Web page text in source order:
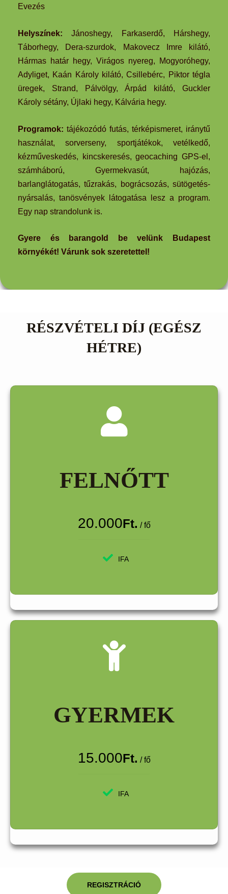
Evezés
Helyszínek: Jánoshegy, Farkaserdő, Hárshegy,
Táborhegy, Dera-szurdok, Makovecz Imre kilátó,
Hármas határ hegy, Virágos nyereg, Mogyoróhegy,
Adyliget, Kaán Károly kilátó, Csillebérc, Piktor tégla
üregek, Strand, Pálvölgy, Árpád kilátó, Guckler
Károly sétány, Újlaki hegy, Kálvária hegy.
Programok: tájékozódó futás, térképismeret, iránytű
használat, sorverseny, sportjátékok, vetélkedő,
kézműveskedés, kincskeresés, geocaching GPS-el,
számháború, Gyermekvasút, hajózás,
barlanglátogatás, tűzrakás, bográcsozás, sütögetés-
nyársalás, tanösvények látogatása lesz a program.
Egy nap strandolunk is.
Gyere és barangold be velünk Budapest
környékét! Várunk sok szeretettel!
RÉSZVÉTELI DÍJ (EGÉSZ
HÉTRE)
FELNŐTT
20.000Ft. / fő
IFA
GYERMEK
15.000Ft. / fő
IFA
REGISZTRÁCIÓ